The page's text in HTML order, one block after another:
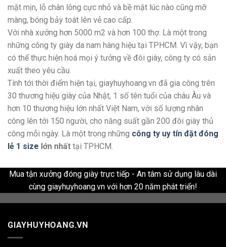
mặt mịn, lỗ chân lông cực nhỏ và bề mặt lúc nào cũng mỡ
màng, bóng bảy toát lên vẻ cao cấp.
Với nhà xưởng hơn 5000 m2 và hơn 100 thợ. Là một trong
những công ty giày da nam hàng hiệu tại TPHCM. Vì vậy, bạn
có thể thực hiện hoá mọi ý tưởng về đôi giày, công ty có sản
xuất theo yêu cầu.
Tính tới thời điểm hiện tại, giayhuyhoang.vn đã gia công trên
30 thương hiệu giày của Nhật, 1 số tên tuổi của châu Âu và
hơn 10 thương hiệu lớn nhất Việt Nam, với số lượng nhân
công lên tới 150 người, cho năng suất gần 200 đôi giày thủ
công mỗi ngày. Là một trong những công ty uy tín đặt đóng
lẻ 1 size lớn nhất tại TPHCM.
Mua tận xưởng đóng giày trực tiếp - An tâm sử dụng lâu dài
cùng giayhuyhoang.vn với hơn 20 năm phát triển!
GIAYHUYHOANG.VN